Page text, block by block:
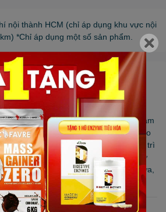
nội thành HCM (chỉ áp dụng khu vực nội
*Chỉ áp dụng một số sản phẩm.
CLA
phẩm thực phẩm bổ sung hỗ trợ giảm
cơ thể, được thiết kế dành riêng cho
tối ưu hóa hiệu quả tập luyện và duy trì
Linoleic Acid) là một loại axit béo tự
các nguồn thực phẩm như thịt và sữa,
và tăng khối lượng cơ nạc.